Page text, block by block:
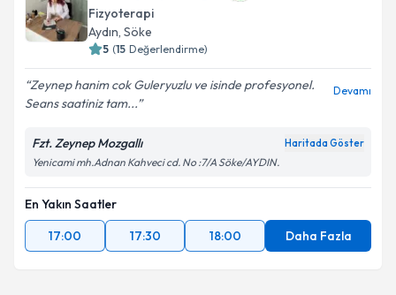
Fizyoterapi
Aydın, Söke
5 (15 Değerlendirme)
Zeynep hanim cok Guleryuzlu ve isinde profesyonel.
Seans saatiniz tam...
Devamı
Fzt. Zeynep Mozgallı Haritada Göster
Yenicami mh.Adnan Kahveci cd. No :7/A Söke/AYDIN.
En Yakın Saatler
17:00
17:30 18:00 Daha Fazla